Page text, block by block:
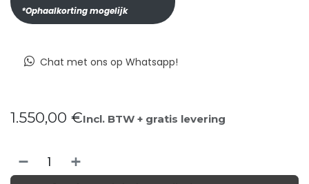
*Ophaalkorting mogelijk
Chat met ons op Whatsapp!
1.550,00 €Incl. BTW + gratis levering